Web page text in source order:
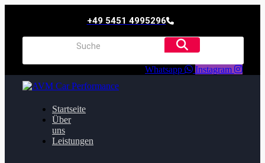
+49 5451 4995296
Whatsapp Instagram
Startseite
Über
uns
Leistungen